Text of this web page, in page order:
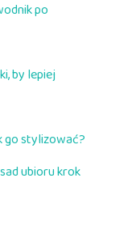
po
by lepiej
go stylizować?
ubioru krok